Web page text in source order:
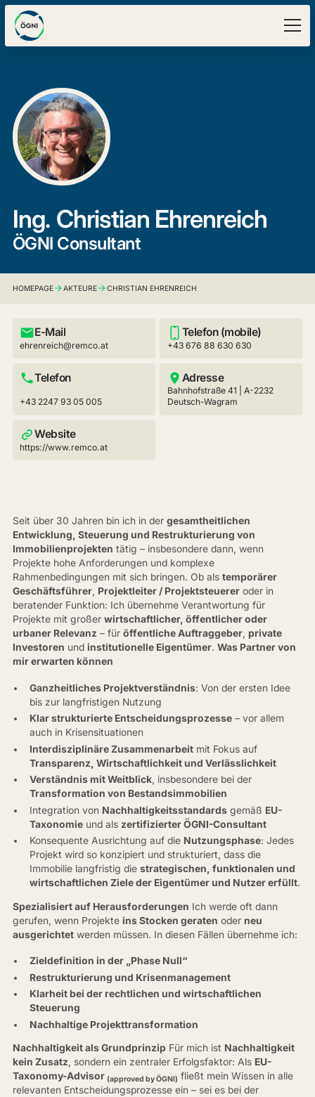
Ing. Christian Ehrenreich
ÖGNI Consultant
HOMEPAGE AKTEURE CHRISTIAN EHRENREICH
E-Mail
ehrenreich@remco.at
Telefon (mobile)
+43 676 88 630 630
Telefon
+43 2247 93 05 005
Adresse
Bahnhofstraße 41 | A-2232
Deutsch-Wagram
Website
https://www.remco.at
Seit über 30 Jahren bin ich in der gesamtheitlichen
Entwicklung, Steuerung und Restrukturierung von
Immobilienprojekten tätig – insbesondere dann, wenn
Projekte hohe Anforderungen und komplexe
Rahmenbedingungen mit sich bringen. Ob als temporärer
Geschäftsführer, Projektleiter / Projektsteuereroder in
beratender Funktion: Ich übernehme Verantwortung für
Projekte mit großer wirtschaftlicher, öffentlicher oder
urbaner Relevanz – für öffentliche Auftraggeber, private
Investoren und institutionelle Eigentümer. Was Partner von
mir erwarten können
Ganzheitliches Projektverständnis: Von der ersten Idee
bis zur langfristigen Nutzung
Klar strukturierte Entscheidungsprozesse – vor allem
auch in Krisensituationen
Interdisziplinäre Zusammenarbeit mit Fokus auf
Transparenz, Wirtschaftlichkeit und Verlässlichkeit
Verständnis mit Weitblick , insbesondere bei der
Transformation von Bestandsimmobilien
Integration von Nachhaltigkeitsstandards gemäß EU-
Taxonomie und als zertifizierter ÖGNI-Consultant
Konsequente Ausrichtung auf die Nutzungsphase: Jedes
Projekt wird so konzipiert und strukturiert, dass die
Immobilie langfristig diestrategischen, funktionalen und
wirtschaftlichen Ziele der Eigentümer und Nutzer erfüllt.
Spezialisiert auf Herausforderungen Ich werde oft dann
gerufen, wenn Projekte ins Stocken geraten oder neu
ausgerichtetwerden müssen. In diesen Fällen übernehme ich:
Zieldefinition in der „Phase Null“
Restrukturierung und Krisenmanagement
Klarheit bei der rechtlichen und wirtschaftlichen
Steuerung
Nachhaltige Projekttransformation
Nachhaltigkeit als GrundprinzipFür mich ist Nachhaltigkeit
kein Zusatz, sondern ein zentraler Erfolgsfaktor: Als EU-
Taxonomy-Advisor (approved by ÖGNI) fließt mein Wissen in alle
relevanten Entscheidungsprozesse ein – sei es bei der